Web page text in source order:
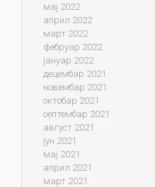
мај 2022
април 2022
март 2022
фебруар 2022
јануар 2022
децембар 2021
новембар 2021
октобар 2021
септембар 2021
август 2021
јун 2021
мај 2021
април 2021
март 2021